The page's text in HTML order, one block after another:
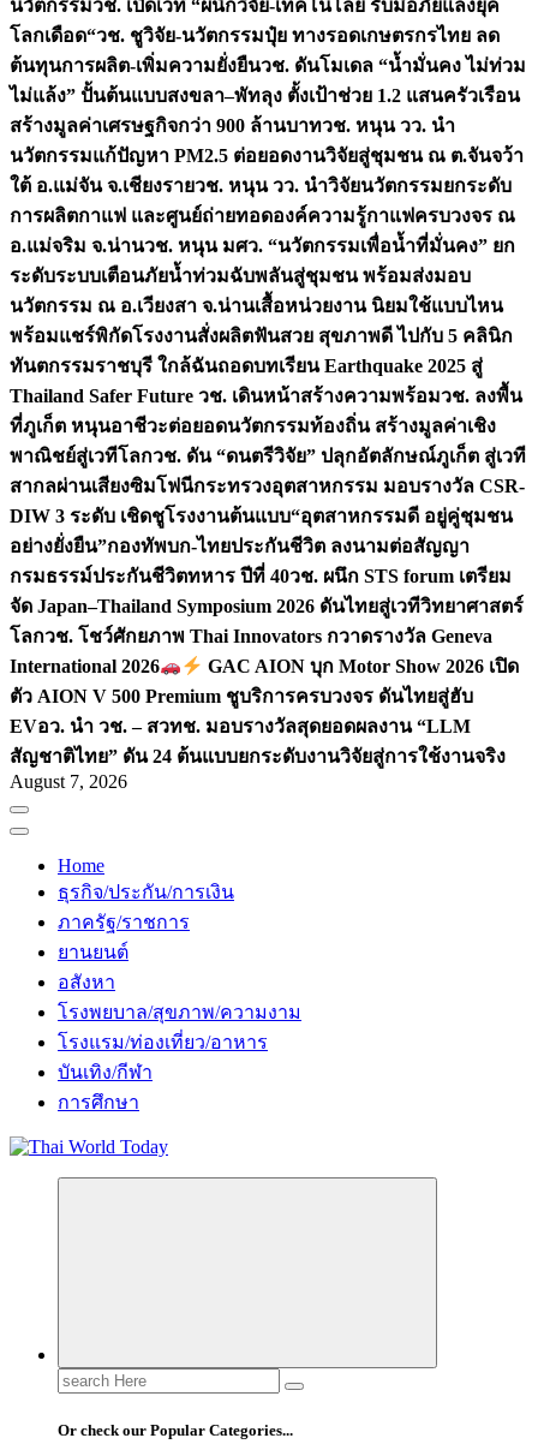
นวัตกรรมวช. เปิดเวที “ผนึกวิจัย-เทคโนโลยี รับมือภัยแล้งยุค
โลกเดือด“วช. ชูวิจัย-นวัตกรรมปุ๋ย ทางรอดเกษตรกรไทย ลด
ต้นทุนการผลิต-เพิ่มความยั่งยืนวช. ดันโมเดล “น้ำมั่นคง ไม่ท่วม
ไม่แล้ง” ปั้นต้นแบบสงขลา–พัทลุง ตั้งเป้าช่วย 1.2 แสนครัวเรือน
สร้างมูลค่าเศรษฐกิจกว่า 900 ล้านบาทวช. หนุน วว. นำ
นวัตกรรมแก้ปัญหา PM2.5 ต่อยอดงานวิจัยสู่ชุมชน ณ ต.จันจว้า
ใต้ อ.แม่จัน จ.เชียงรายวช. หนุน วว. นำวิจัยนวัตกรรมยกระดับ
การผลิตกาแฟ และศูนย์ถ่ายทอดองค์ความรู้กาแฟครบวงจร ณ
อ.แม่จริม จ.น่านวช. หนุน มศว. “นวัตกรรมเพื่อน้ำที่มั่นคง” ยก
ระดับระบบเตือนภัยน้ำท่วมฉับพลันสู่ชุมชน พร้อมส่งมอบ
นวัตกรรม ณ อ.เวียงสา จ.น่านเสื้อหน่วยงาน นิยมใช้แบบไหน
พร้อมแชร์พิกัดโรงงานสั่งผลิตฟันสวย สุขภาพดี ไปกับ 5 คลินิก
ทันตกรรมราชบุรี ใกล้ฉันถอดบทเรียน Earthquake 2025 สู่
Thailand Safer Future วช. เดินหน้าสร้างความพร้อมวช. ลงพื้น
ที่ภูเก็ต หนุนอาชีวะต่อยอดนวัตกรรมท้องถิ่น สร้างมูลค่าเชิง
พาณิชย์สู่เวทีโลกวช. ดัน “ดนตรีวิจัย” ปลุกอัตลักษณ์ภูเก็ต สู่เวที
สากลผ่านเสียงซิมโฟนีกระทรวงอุตสาหกรรม มอบรางวัล CSR-
DIW 3 ระดับ เชิดชูโรงงานต้นแบบ“อุตสาหกรรมดี อยู่คู่ชุมชน
อย่างยั่งยืน”กองทัพบก-ไทยประกันชีวิต ลงนามต่อสัญญา
กรมธรรม์ประกันชีวิตทหาร ปีที่ 40วช. ผนึก STS forum เตรียม
จัด Japan–Thailand Symposium 2026 ดันไทยสู่เวทีวิทยาศาสตร์
โลกวช. โชว์ศักยภาพ Thai Innovators กวาดรางวัล Geneva
International 2026
GAC AION บุก Motor Show 2026 เปิด
ตัว AION V 500 Premium ชูบริการครบวงจร ดันไทยสู่ฮับ
EVอว. นำ วช. – สวทช. มอบรางวัลสุดยอดผลงาน “LLM
สัญชาติไทย” ดัน 24 ต้นแบบยกระดับงานวิจัยสู่การใช้งานจริง
August 7, 2026
Home
ธุรกิจ/ประกัน/การเงิน
ภาครัฐ/ราชการ
ยานยนต์
อสังหา
โรงพยบาล/สุขภาพ/ความงาม
โรงแรม/ท่องเที่ยว/อาหาร
บันเทิง/กีฬา
การศึกษา
Search
for:
Or check our Popular Categories...